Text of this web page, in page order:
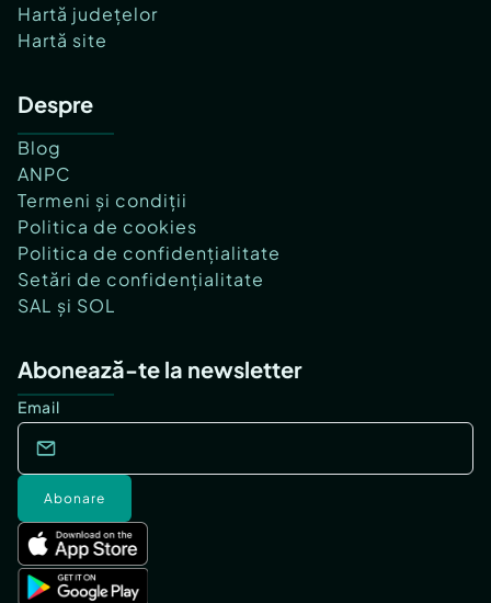
Hartă județelor
Hartă site
Despre
Blog
ANPC
Termeni și condiții
Politica de cookies
Politica de confidențialitate
Setări de confidențialitate
SAL și SOL
Abonează-te la newsletter
Email
Abonare